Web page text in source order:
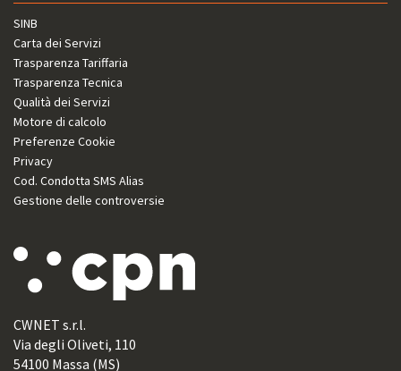
SINB
Carta dei Servizi
Trasparenza Tariffaria
Trasparenza Tecnica
Qualità dei Servizi
Motore di calcolo
Preferenze Cookie
Privacy
Cod. Condotta SMS Alias
Gestione delle controversie
CWNET s.r.l.
Via degli Oliveti, 110
54100 Massa (MS)